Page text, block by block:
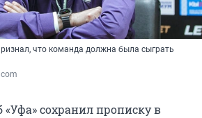
что команда должна была сыграть
сохранил прописку в